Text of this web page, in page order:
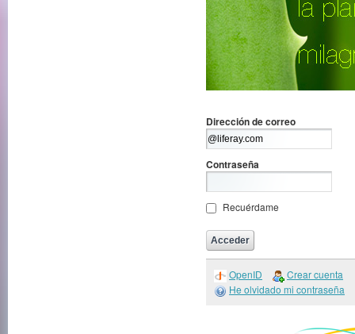
Dirección de correo
Contraseña
Recuérdame
OpenID
Crear cuenta
He olvidado mi contraseña